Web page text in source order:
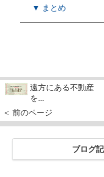
▼ まとめ
遠方にある不動産
を...
＜ 前のページ
ブログ